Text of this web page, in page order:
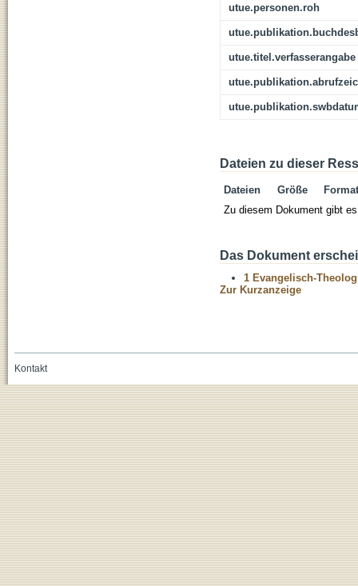
utue.personen.roh
utue.titel.verfasserangabe
Dateien zu dieser
Dateien Größe
Format
Zu diesem Dokument gibt
Das Dokument
1 Evangelisch-
Zur Kurzanzeige
Kontakt